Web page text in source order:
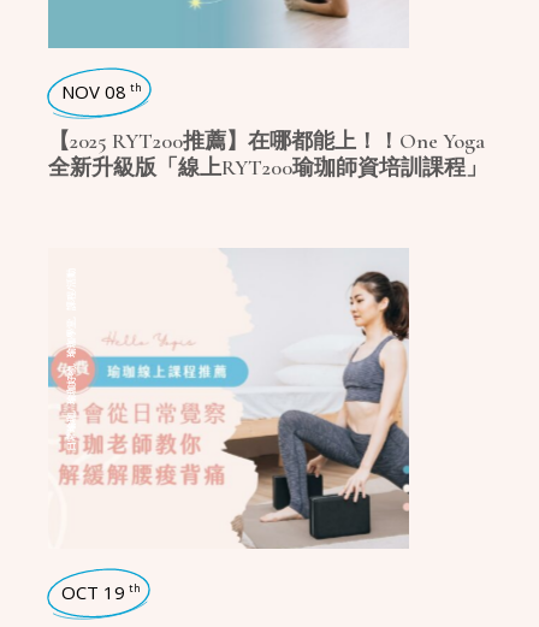
NOV 08 th
【2025 RYT200推薦】在哪都能上！！One Yoga
全新升級版「線上RYT200瑜珈師資培訓課程」
日常瑜珈
瑜珈好物
瑜珈學堂
OCT 19 th